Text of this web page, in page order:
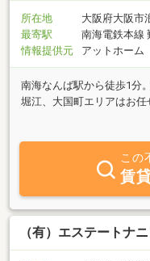
所在地
大阪府大阪市
最寄駅
南海電鉄本線
情報提供元
アットホーム
南海なんば駅から徒歩1分
堀江、大国町エリアはお
区を中心に新築築浅、ペ
わりでもお部屋探しが出
案内いたします。是非、
前店をお気軽にご利用くだ
この
賃
（有）エステートナ